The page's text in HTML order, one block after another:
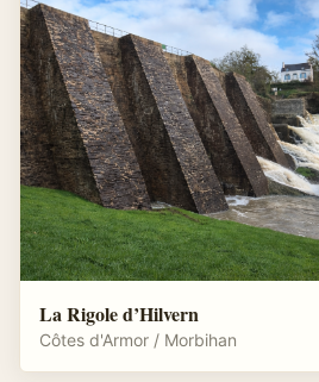
La Rigole d’Hilvern
Côtes d'Armor / Morbihan